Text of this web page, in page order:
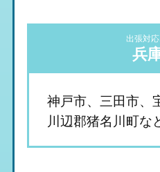
出張対
兵
神戸市、三田市、
川辺郡猪名川町な